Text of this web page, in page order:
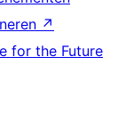
↗
for the Future